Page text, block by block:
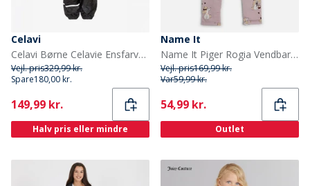
Celavi
Celavi Børne Celavie Ensfarvet Basis Termosæt Sort
Vejl. pris329,99 kr.
Spare180,00 kr.
Current
149,99 kr.
Halv pris eller mindre
Name It
Name It Piger Rogia Vendbare Leggings Keepsake Lilac
Vejl. pris169,99 kr.
Var59,99 kr.
Current
54,99 kr.
Outlet